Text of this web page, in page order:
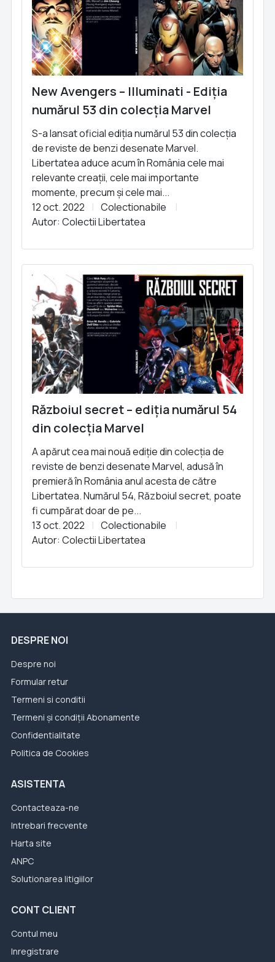
New Avengers – Illuminati - Ediția
numărul 53 din colecția Marvel
S-a lansat oficial ediția numărul 53 din colecția
de reviste de benzi desenate Marvel.
Libertatea aduce acum în România cele mai
relevante creații, cele mai importante
momente, precum și cele mai...
12 oct. 2022
Colectionabile
Autor: Colectii Libertatea
Războiul secret – ediția numărul 54
din colecția Marvel
A apărut cea mai nouă ediție din colecția de
reviste de benzi desenate Marvel, adusă în
premieră în România anul acesta de către
Libertatea. Numărul 54, Războiul secret, poate
fi cumpărat doar de pe...
13 oct. 2022
Colectionabile
Autor: Colectii Libertatea
DESPRE NOI
Despre noi
Formular retur
Termeni si conditii
Termeni și condiții Abonamente
Confidentialitate
Politica de Cookies
ASISTENTA
Contacteaza-ne
Intrebari frecvente
Harta site
ANPC
Solutionarea litigiilor
CONT CLIENT
Contul meu
Inregistrare